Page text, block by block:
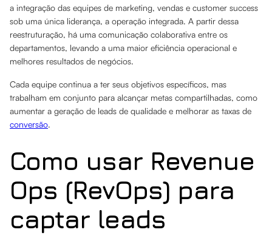
a integração das equipes de marketing, vendas e customer success
sob uma única liderança, a operação integrada. A partir dessa
reestruturação, há uma comunicação colaborativa entre os
departamentos, levando a uma maior eficiência operacional e
melhores resultados de negócios.
Cada equipe continua a ter seus objetivos específicos, mas
trabalham em conjunto para alcançar metas compartilhadas, como
aumentar a geração de leads de qualidade e melhorar as taxas de
conversão.
Como usar Revenue
Ops (RevOps) para
captar leads